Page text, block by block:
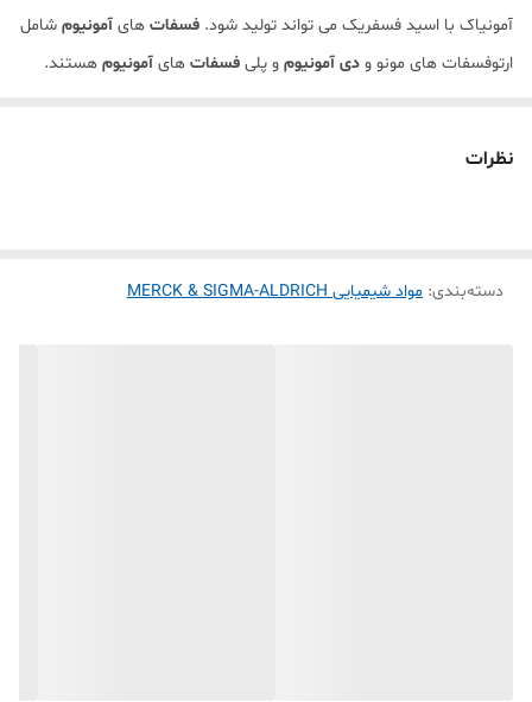
آمونیاک با اسید فسفریک می تواند تولید شود. فسفات های آمونیوم شامل
ارتوفسفات های مونو و دی آمونیوم و پلی فسفات های آمونیوم هستند.
مضر و خطرناک است.
نظرات
دسته‌بندی: مواد شیمیایی MERCK & SIGMA-ALDRICH